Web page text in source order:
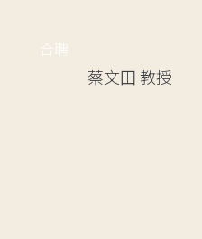
合聘
蔡文田教授